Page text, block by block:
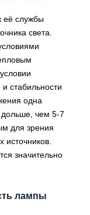
её службы
света.
стабильности
одна
дольше, чем 5-7
для зрения
источников.
значительно
лампы